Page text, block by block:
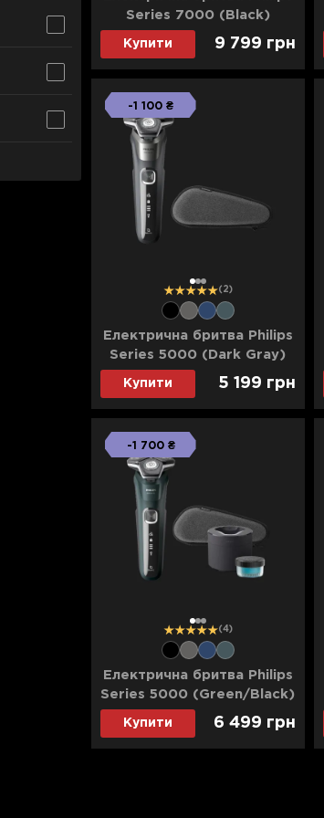
Series 7000 (Black)
Купити 9 799 грн
123
-1 100 ₴
(2)
Електрична бритва Philips
Series 5000 (Dark Gray)
Купити 5 199 грн
123
-1 700 ₴
(4)
Електрична бритва Philips
Series 5000 (Green/Black)
Купити 6 499 грн